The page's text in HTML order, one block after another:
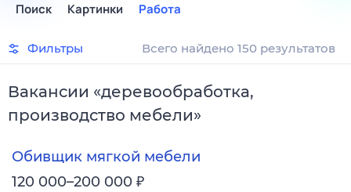
Поиск Картинки Работа
Фильтры Всего найдено 150 результатов
Вакансии «деревообработка,
производство мебели»
Обивщик мягкой мебели
120 000–200 000 ₽